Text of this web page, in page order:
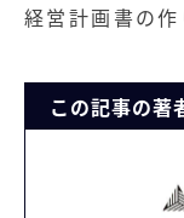
経営計画書の
この記事の著